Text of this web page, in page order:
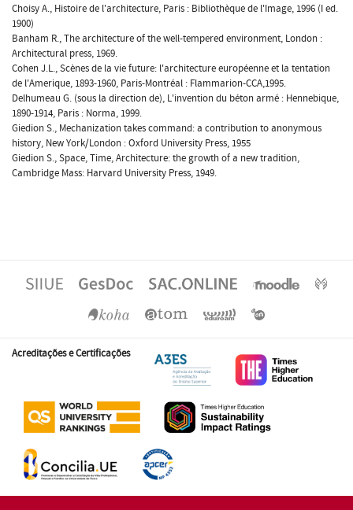
Choisy A., Histoire de l'architecture, Paris : Bibliothèque de l'Image, 1996 (I ed.
1900)
Banham R., The architecture of the well-tempered environment, London :
Architectural press, 1969.
Cohen J.L., Scènes de la vie future: l'architecture européenne et la tentation
de l'Amerique, 1893-1960, Paris-Montréal : Flammarion-CCA,1995.
Delhumeau G. (sous la direction de), L'invention du béton armé : Hennebique,
1890-1914, Paris : Norma, 1999.
Giedion S., Mechanization takes command: a contribution to anonymous
history, New York/London : Oxford University Press, 1955
Giedion S., Space, Time, Architecture: the growth of a new tradition,
Cambridge Mass: Harvard University Press, 1949.
Acreditações e Certificações